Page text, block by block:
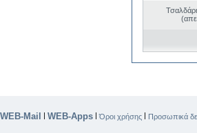
WEB-Mail | WEB-Apps |Όροι χρήσης | Προσωπικά